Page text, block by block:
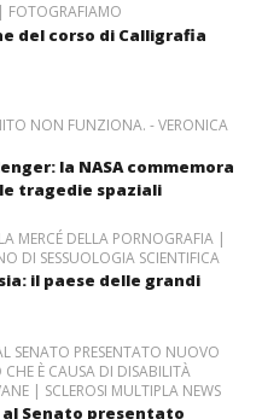
FOTOGRAFIAMO
del corso di Calligrafia
NON FUNZIONA. - VERONICA
la NASA commemora
tragedie spaziali
MERCÉ DELLA PORNOGRAFIA |
DI SESSUOLOGIA SCIENTIFICA
il paese delle grandi
SENATO PRESENTATO NUOVO
È CAUSA DI DISABILITÀ
| SCLEROSI MULTIPLA NEWS
Senato presentato